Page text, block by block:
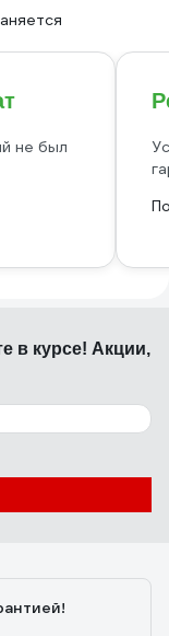
не был
в курсе! Акции,